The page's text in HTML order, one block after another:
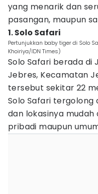
yang menarik dan
pasangan, maupun
1. Solo Safari
Pertunjukkan baby tiger di Solo
Khoiriya/IDN Times)
Solo Safari berada di
Jebres, Kecamatan
tersebut sekitar 22
Solo Safari
dan lokasinya
pribadi maupun